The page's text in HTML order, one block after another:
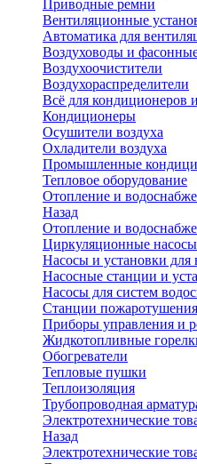
Приводные ремни
Вентиляционные
Автоматика для
Воздуховоды и
Воздухоочистители
Воздухораспределители
Всё для кондиционеров
Кондиционеры
Осушители воздуха
Охладители воздуха
Промышленные
Тепловое оборудование
Отопление и
Назад
Отопление и
Циркуляционные насосы
Насосы и установки для
Насосные станции и
Насосы для систем
Станции пожаротушения
Приборы управления и
Жидкотопливные
Обогреватели
Тепловые пушки
Теплоизоляция
Трубопроводная
Электротехнические
Назад
Электротехнические